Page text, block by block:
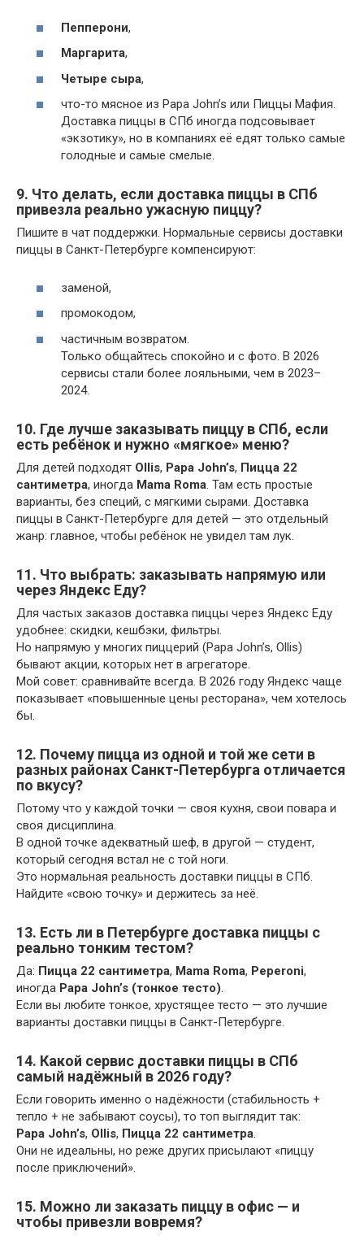
Пепперони,
Маргарита,
Четыре сыра,
что-то мясное из Papa John’s или Пиццы Мафия.
Доставка пиццы в СПб иногда подсовывает
«экзотику», но в компаниях её едят только самые
голодные и самые смелые.
9. Что делать, если доставка пиццы в СПб
привезла реально ужасную пиццу?
Пишите в чат поддержки. Нормальные сервисы доставки
пиццы в Санкт-Петербурге компенсируют:
заменой,
промокодом,
частичным возвратом.
Только общайтесь спокойно и с фото. В 2026
сервисы стали более лояльными, чем в 2023–
2024.
10. Где лучше заказывать пиццу в СПб, если
есть ребёнок и нужно «мягкое» меню?
Для детей подходят Ollis, Papa John’s, Пицца 22
сантиметра, иногда Mama Roma . Там есть простые
варианты, без специй, с мягкими сырами. Доставка
пиццы в Санкт-Петербурге для детей — это отдельный
жанр: главное, чтобы ребёнок не увидел там лук.
11. Что выбрать: заказывать напрямую или
через Яндекс Еду?
Для частых заказов доставка пиццы через Яндекс Еду
удобнее: скидки, кешбэки, фильтры.
Но напрямую у многих пиццерий (Papa John’s, Ollis)
бывают акции, которых нет в агрегаторе.
Мой совет: сравнивайте всегда. В 2026 году Яндекс чаще
показывает «повышенные цены ресторана», чем хотелось
бы.
12. Почему пицца из одной и той же сети в
разных районах Санкт-Петербурга отличается
по вкусу?
Потому что у каждой точки — своя кухня, свои повара и
своя дисциплина.
В одной точке адекватный шеф, в другой — студент,
который сегодня встал не с той ноги.
Это нормальная реальность доставки пиццы в СПб.
Найдите «свою точку» и держитесь за неё.
13. Есть ли в Петербурге доставка пиццы с
реально тонким тестом?
Да: Пицца 22 сантиметра, Mama Roma, Peperoni,
иногда Papa John’s (тонкое тесто)
Если вы любите тонкое, хрустящее тесто — это лучшие
варианты доставки пиццы в Санкт-Петербурге.
14. Какой сервис доставки пиццы в СПб
самый надёжный в 2026 году?
Если говорить именно о надёжности (стабильность +
тепло + не забывают соусы), то топ выглядит так:
Papa John’s, Ollis, Пицца 22 сантиметра
Они не идеальны, но реже других присылают «пиццу
после приключений».
15. Можно ли заказать пиццу в офис — и
чтобы привезли вовремя?